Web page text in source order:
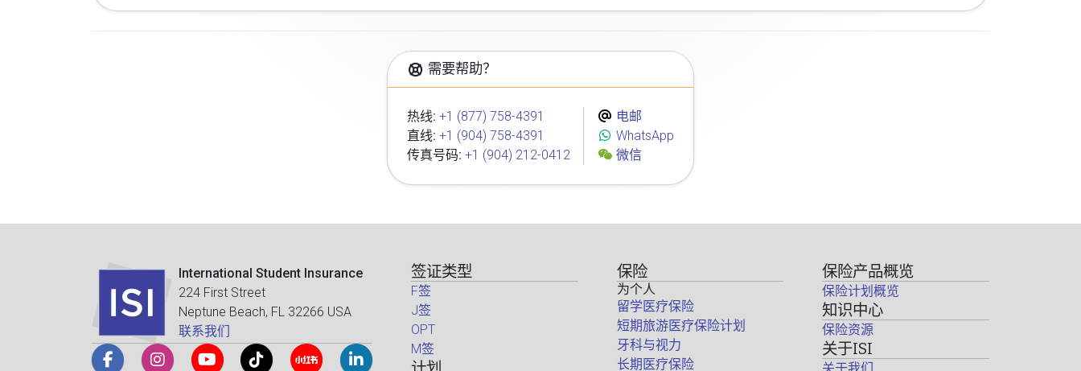
需要帮助？
热线: +1 (877) 758-4391
直线: +1 (904) 758-4391
传真号码: +1 (904) 212-0412
电邮
WhatsApp
微信
International Student Insurance
224 First Street
Neptune Beach, FL 32266 USA
联系我们
签证类型
F签
J签
OPT
M签
保险
为个人
留学医疗保险
短期旅游医疗保险计划
牙科与视力
长期医疗保险
保险产品概览
保险计划概览
知识中心
保险资源
关于ISI